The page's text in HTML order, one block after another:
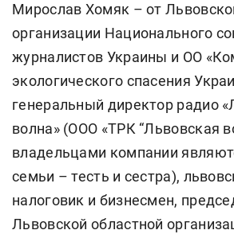
Мирослав Хомяк – от
организации Национального
журналистов Украины и ОО
экологического спасения
генеральный директор радио
волна» (ООО «ТРК “Львовская
владельцами компании
семьи – тесть и сестра),
налоговик и бизнесмен,
Львовской областной